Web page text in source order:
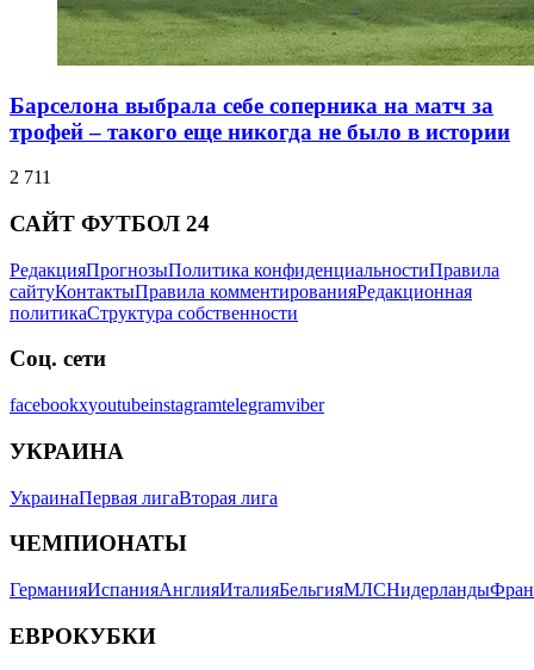
Барселона выбрала себе соперника на матч за
трофей – такого еще никогда не было в истории
2 711
САЙТ ФУТБОЛ 24
РедакцияПрогнозыПолитика конфиденциальностиПравила
сайтуКонтактыПравила комментированияРедакционная
политикаСтруктура собственности
Соц. сети
facebookxyoutubeinstagramtelegramviber
УКРАИНА
УкраинаПервая лигаВторая лига
ЧЕМПИОНАТЫ
ГерманияИспанияАнглияИталияБельгияМЛСНидерланды
ЕВРОКУБКИ